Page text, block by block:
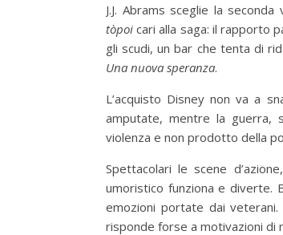
J.J. Abrams sceglie la
tòpoicari alla saga: il rapporto
gli scudi, un bar che tenta di
Una nuova speranza.
L’acquisto Disney non va a
amputate, mentre la guerra,
violenza e non prodotto della
Spettacolari le scene
umoristico funziona e diverte.
emozioni portate dai veterani.
risponde forse a motivazioni di